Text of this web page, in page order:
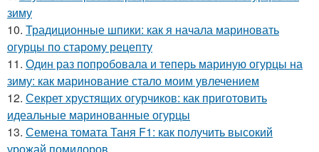
зиму
10. Традиционные шпики: как я начала мариновать
огурцы по старому рецепту
11. Один раз попробовала и теперь мариную огурцы на
зиму: как маринование стало моим увлечением
12. Секрет хрустящих огурчиков: как приготовить
идеальные маринованные огурцы
13. Семена томата Таня F1: как получить высокий